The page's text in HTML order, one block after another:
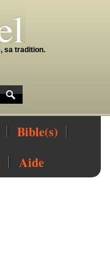
sa tradition.
Bible(s)
Aide